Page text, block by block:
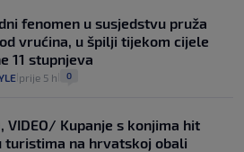
fenomen u susjedstvu pruža
vrućina, u špilji tijekom cijele
11 stupnjeva
prije 5 h 0
VIDEO/ Kupanje s konjima hit
turistima na hrvatskoj obali